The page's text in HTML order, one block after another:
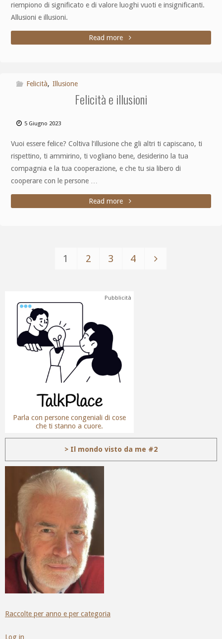
riempiono di significato e di valore luoghi vuoti e insignificanti.
Allusioni e illusioni.
Read more
Felicità, Illusione
Felicità e illusioni
5 Giugno 2023
Vuoi essere felice? Coltiva l’illusione che gli altri ti capiscano, ti
rispettino, ti ammirino, ti vogliano bene, desiderino la tua
compagnia e la tua cooperazione, e che tu sia libero di
cooperare con le persone …
Read more
1 2 3 4
Pubblicità
Parla con persone congeniali di cose
che ti stanno a cuore.
> Il mondo visto da me #2
Raccolte per anno e per categoria
Log in